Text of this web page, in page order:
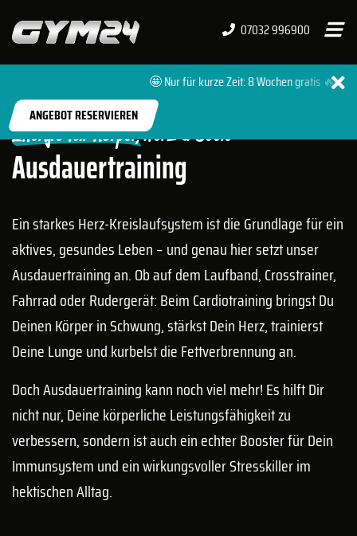
07032 996900
🤩 Nur für kurze Zeit: 8 Wochen gratis 🔥 + 0
ANGEBOT RESERVIEREN
HERZ-KREISLAUF-TRAINING
Ausdauertraining
Energie für Körper, Herz & Seele
Ein starkes Herz-Kreislaufsystem ist die Grundlage für ein
aktives, gesundes Leben – und genau hier setzt unser
Ausdauertraining an. Ob auf dem Laufband, Crosstrainer,
Fahrrad oder Rudergerät: Beim Cardiotraining bringst Du
Deinen Körper in Schwung, stärkst Dein Herz, trainierst
Deine Lunge und kurbelst die Fettverbrennung an.
Doch Ausdauertraining kann noch viel mehr! Es hilft Dir
nicht nur, Deine körperliche Leistungsfähigkeit zu
verbessern, sondern ist auch ein echter Booster für Dein
Immunsystem und ein wirkungsvoller Stresskiller im
hektischen Alltag.